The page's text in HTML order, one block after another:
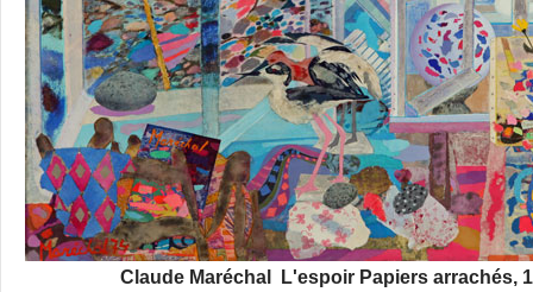
Claude Maréchal L'espoir Papiers arrachés,